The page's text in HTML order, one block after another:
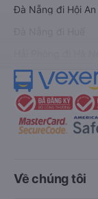
Đà Nẵng đi Hội An
Về chúng tôi